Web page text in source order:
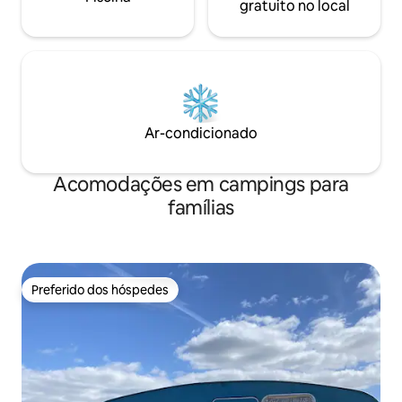
gratuito no local
Ar-condicionado
Acomodações em campings para
famílias
Preferido dos hóspedes
Preferido dos hóspedes